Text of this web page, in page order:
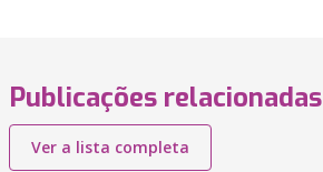
Publicações relacionadas
Ver a lista completa